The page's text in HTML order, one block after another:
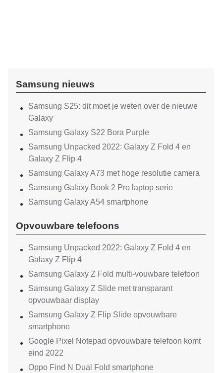
Samsung nieuws
Samsung S25: dit moet je weten over de nieuwe
Galaxy
Samsung Galaxy S22 Bora Purple
Samsung Unpacked 2022: Galaxy Z Fold 4 en
Galaxy Z Flip 4
Samsung Galaxy A73 met hoge resolutie camera
Samsung Galaxy Book 2 Pro laptop serie
Samsung Galaxy A54 smartphone
Opvouwbare telefoons
Samsung Unpacked 2022: Galaxy Z Fold 4 en
Galaxy Z Flip 4
Samsung Galaxy Z Fold multi-vouwbare telefoon
Samsung Galaxy Z Slide met transparant
opvouwbaar display
Samsung Galaxy Z Flip Slide opvouwbare
smartphone
Google Pixel Notepad opvouwbare telefoon komt
eind 2022
Oppo Find N Dual Fold smartphone